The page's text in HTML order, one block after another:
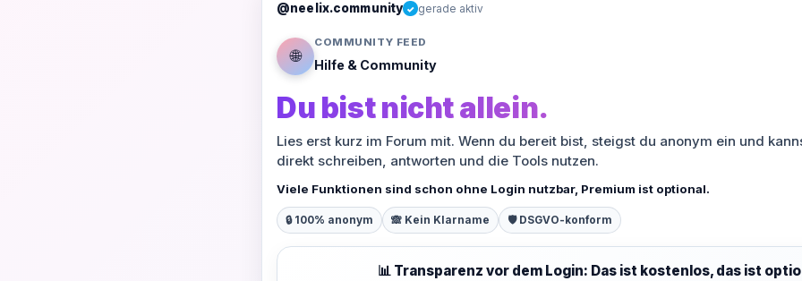
@neelix.community ✓ gerade aktiv
🌐
COMMUNITY FEED
Hilfe & Community
Du bist nicht allein.
Lies erst kurz im Forum mit. Wenn du bereit bist, steigst du anonym ein und
direkt schreiben, antworten und die Tools nutzen.
Viele Funktionen sind schon ohne Login nutzbar, Premium ist optional.
🔒 100% anonym 🙈 Kein Klarname 🛡️ DSGVO-konform
📊 Transparenz vor dem Login: Das ist kostenlos, das ist